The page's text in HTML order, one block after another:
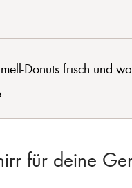
Donuts frisch und
für deine